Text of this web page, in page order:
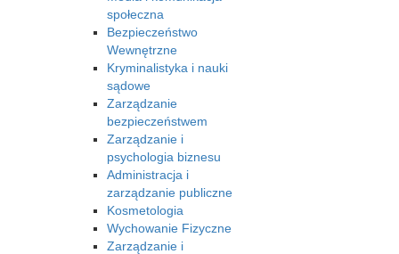
społeczna
Bezpieczeństwo
Wewnętrzne
Kryminalistyka i nauki
sądowe
Zarządzanie
bezpieczeństwem
Zarządzanie i
psychologia biznesu
Administracja i
zarządzanie publiczne
Kosmetologia
Wychowanie Fizyczne
Zarządzanie i